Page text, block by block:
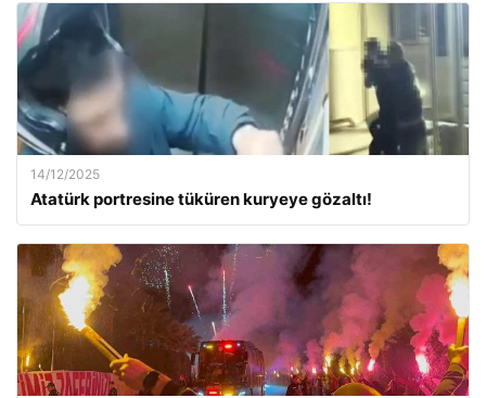
14/12/2025
Atatürk portresine tüküren kuryeye gözaltı!